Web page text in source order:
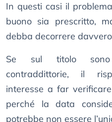
In questi casi il
buono sia prescritto,
debba decorrere
Se sul titolo sono
contraddittorie, il
interesse a far
perché la data
potrebbe non essere